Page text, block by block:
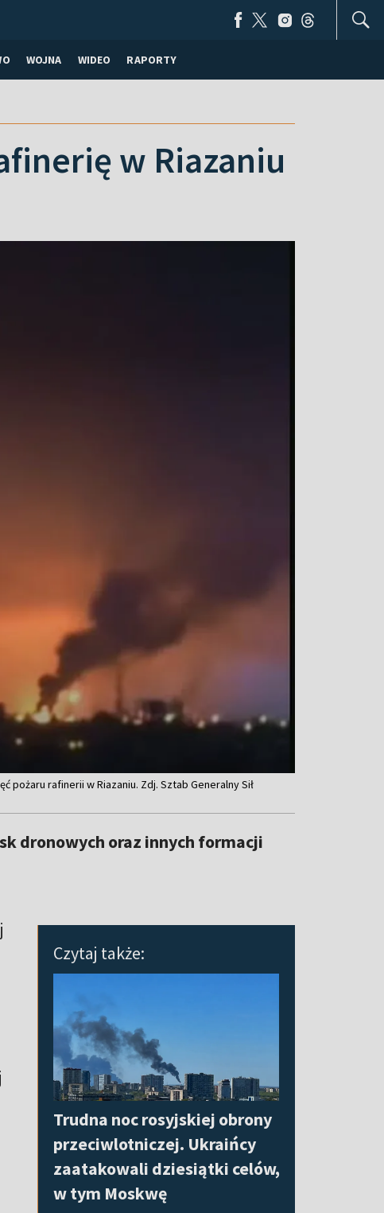
WOJNA WIDEO RAPORTY
w Riazaniu
pożaru rafinerii w Riazaniu. Zdj. Sztab Generalny Sił
dronowych oraz innych formacji
Czytaj także:
Trudna noc rosyjskiej obrony
przeciwlotniczej. Ukraińcy
zaatakowali dziesiątki celów,
w tym Moskwę